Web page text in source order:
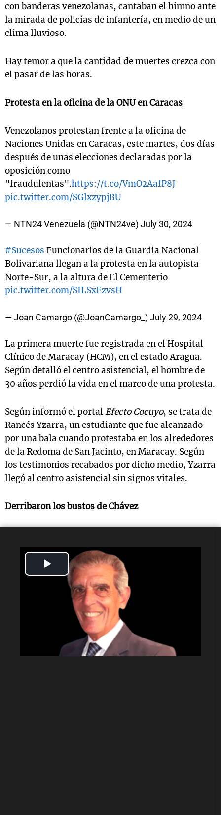
Play
Video
con banderas venezolanas, cantaban el himno ante
la mirada de policías de infantería, en medio de un
clima lluvioso.
Hay temor a que la cantidad de muertes crezca con
el pasar de las horas.
Protesta en la oficina de la ONU en Caracas
Venezolanos protestan frente a la oficina de
Naciones Unidas en Caracas, este martes, dos días
después de unas elecciones declaradas por la
oposición como
"fraudulentas".https://t.co/VmO2AafP8J
pic.twitter.com/SGlxzypjBU
— NTN24 Venezuela (@NTN24ve) July 30, 2024
#Sucesos Funcionarios de la Guardia Nacional
Bolivariana llegan a la protesta en la autopista
Norte-Sur, a la altura de El Cementerio
pic.twitter.com/SILSxFzvsH
— Joan Camargo (@JoanCamargo_) July 29, 2024
La primera muerte fue registrada en el Hospital
Clínico de Maracay (HCM), en el estado Aragua.
Según detalló el centro asistencial, el hombre de
30 años perdió la vida en el marco de una protesta.
Según informó el portal Efecto Cocuyo, se trata de
Rancés Yzarra, un estudiante que fue alcanzado
por una bala cuando protestaba en los alrededores
de la Redoma de San Jacinto, en Maracay. Según
los testimonios recabados por dicho medio, Yzarra
llegó al centro asistencial sin signos vitales.
Derribaron los bustos de Chávez